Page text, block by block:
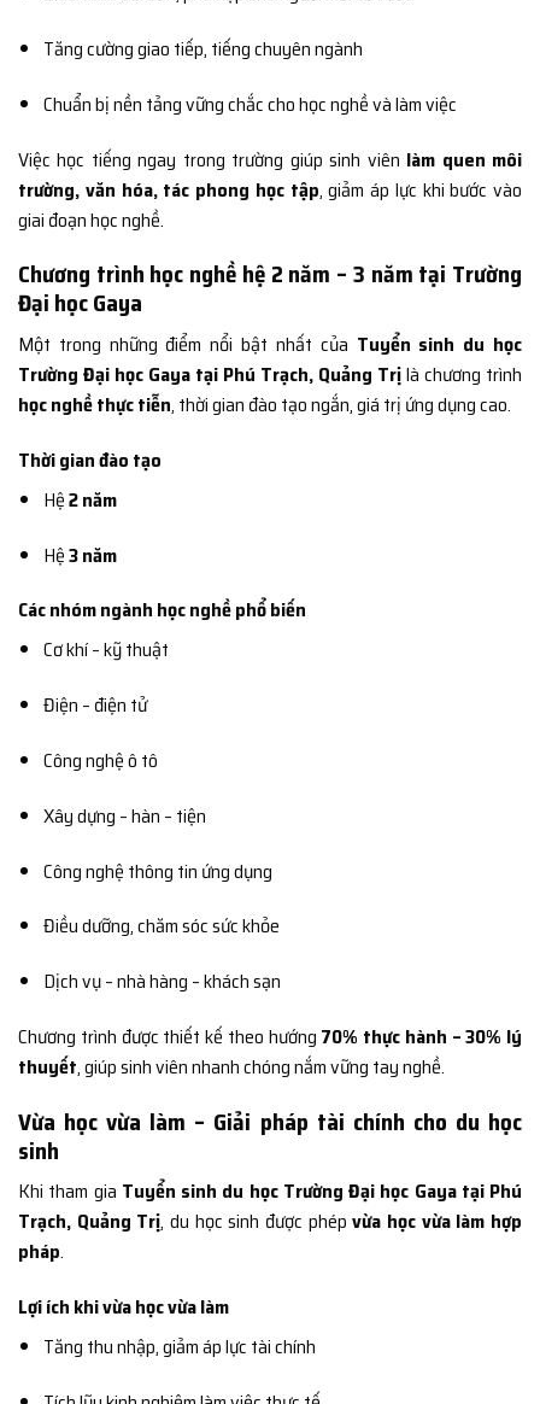
Tăng cường giao tiếp, tiếng chuyên ngành
Chuẩn bị nền tảng vững chắc cho học nghề và làm việc
Việc học tiếng ngay trong trường giúp sinh viên làm quen môi
trường, văn hóa, tác phong học tập, giảm áp lực khi bước vào
giai đoạn học nghề.
Chương trình học nghề hệ 2 năm – 3 năm tại Trường
Đại học Gaya
Một trong những điểm nổi bật nhất của Tuyển sinh du học
Trường Đại học Gaya tại Phú Trạch, Quảng Trịlà chương trình
học nghề thực tiễn, thời gian đào tạo ngắn, giá trị ứng dụng cao.
Thời gian đào tạo
Hệ2 năm
Hệ3 năm
Các nhóm ngành học nghề phổ biến
Cơ khí – kỹ thuật
Điện – điện tử
Công nghệ ô tô
Xây dựng – hàn – tiện
Công nghệ thông tin ứng dụng
Điều dưỡng, chăm sóc sức khỏe
Dịch vụ – nhà hàng – khách sạn
Chương trình được thiết kế theo hướng 70% thực hành – 30% lý
thuyết, giúp sinh viên nhanh chóng nắm vững tay nghề.
Vừa học vừa làm – Giải pháp tài chính cho du học
sinh
Khi tham gia Tuyển sinh du học Trường Đại học Gaya tại Phú
Trạch, Quảng Trị, du học sinh được phépvừa học vừa làm hợp
pháp.
Lợi ích khi vừa học vừa làm
Tăng thu nhập, giảm áp lực tài chính